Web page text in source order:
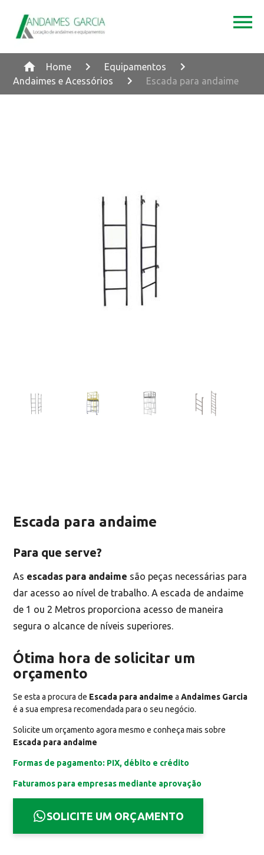
Home
Equipamentos
Andaimes e Acessórios
Escada para andaime
Escada para andaime
Para que serve?
As escadas para andaime são peças necessárias para
dar acesso ao nível de trabalho. A escada de andaime
de 1 ou 2 Metros proporciona acesso de maneira
segura o alcance de níveis superiores.
Ótima hora de solicitar um
orçamento
Se esta a procura de Escada para andaime aAndaimes Garcia
é a sua empresa recomendada para o seu negócio.
Solicite um orçamento agora mesmo e conheça mais sobre
Escada para andaime
Formas de pagamento: PIX, débito e crédito
Faturamos para empresas mediante aprovação
SOLICITE UM ORÇAMENTO